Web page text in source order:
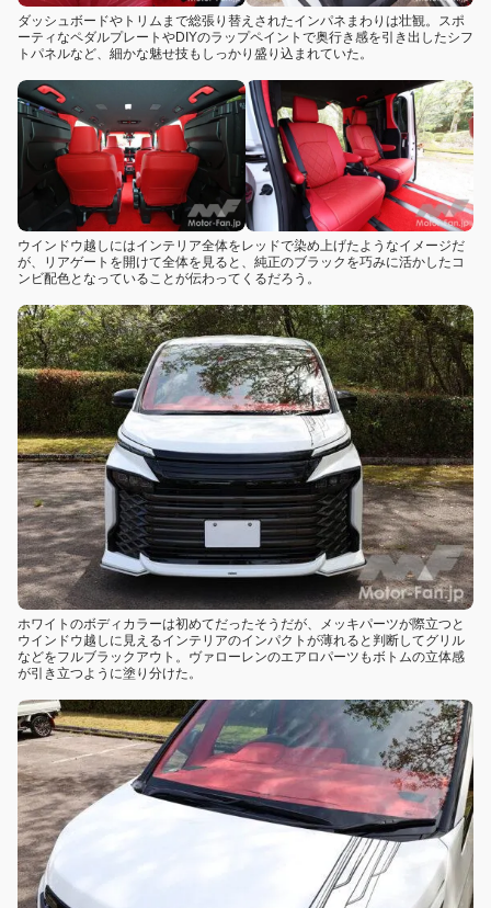
ダッシュボードやトリムまで総張り替えされたインパネまわりは壮観。スポ
ーティなペダルプレートやDIYのラップペイントで奥行き感を引き出したシフ
トパネルなど、細かな魅せ技もしっかり盛り込まれていた。
ウインドウ越しにはインテリア全体をレッドで染め上げたようなイメージだ
が、リアゲートを開けて全体を見ると、純正のブラックを巧みに活かしたコ
ンビ配色となっていることが伝わってくるだろう。
ホワイトのボディカラーは初めてだったそうだが、メッキパーツが際立つと
ウインドウ越しに見えるインテリアのインパクトが薄れると判断してグリル
などをフルブラックアウト。ヴァローレンのエアロパーツもボトムの立体感
が引き立つように塗り分けた。